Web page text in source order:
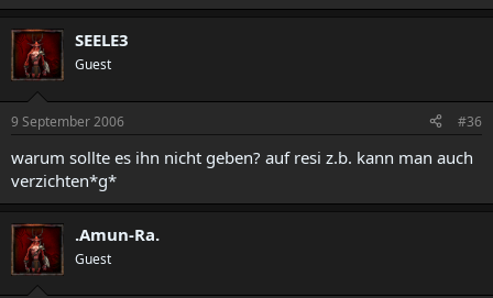
SEELE3
Guest
9 September 2006 #36
warum sollte es ihn nicht geben? auf resi z.b. kann man auch
verzichten*g*
.Amun-Ra.
Guest